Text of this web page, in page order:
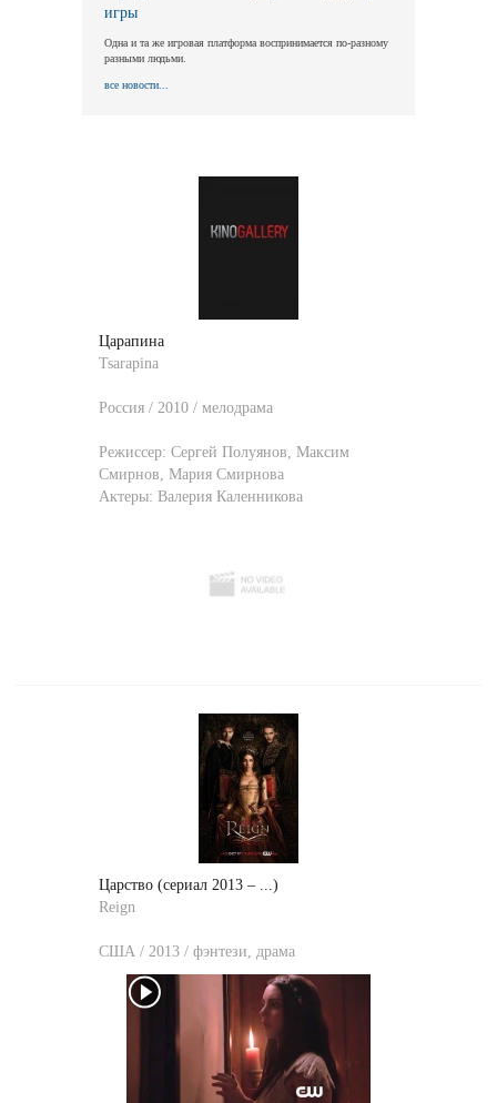
игры
Одна и та же игровая платформа воспринимается по-разному
разными людьми.
все новости...
Царапина
Tsarapina
Россия / 2010 / мелодрама
Режиссер: Сергей Полуянов Максим
Смирнов Мария Смирнова
Актеры: Валерия Каленникова
Царство (сериал 2013 – ...)
Reign
США / 2013 / фэнтези, драма